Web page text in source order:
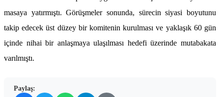
masaya yatırmıştı. Görüşmeler sonunda, sürecin siyasi boyutunu
takip edecek üst düzey bir komitenin kurulması ve yaklaşık 60 gün
içinde nihai bir anlaşmaya ulaşılması hedefi üzerinde mutabakata
varılmıştı.
Paylaş: